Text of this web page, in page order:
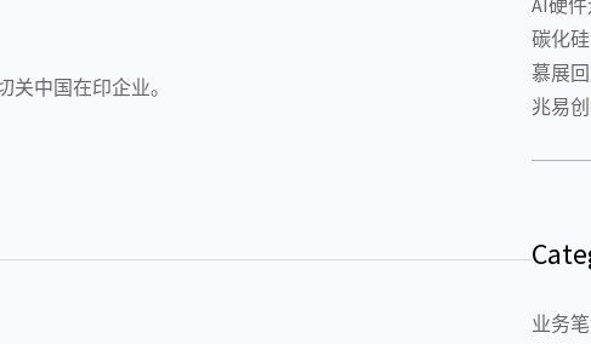
中国在印企业。
AI硬
碳化
慕展
兆易
业务